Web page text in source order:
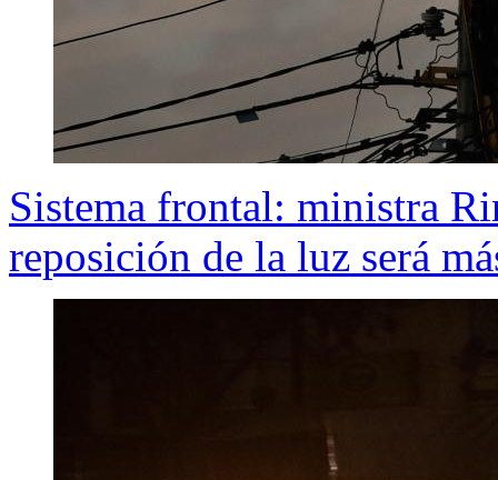
Sistema frontal: ministra
reposición de la luz será